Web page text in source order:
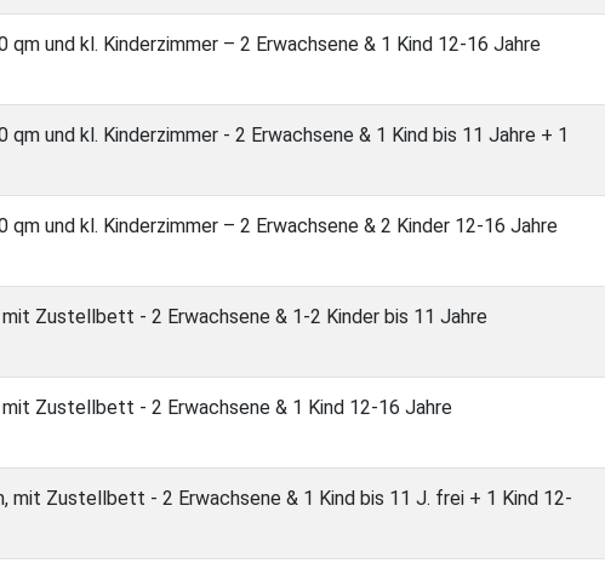
qm und kl. Kinderzimmer – 2 Erwachsene & 1 Kind 12-16 Jahre
und kl. Kinderzimmer - 2 Erwachsene & 1 Kind bis 11 Jahre + 1
qm und kl. Kinderzimmer – 2 Erwachsene & 2 Kinder 12-16 Jahre
Zustellbett - 2 Erwachsene & 1-2 Kinder bis 11 Jahre
Zustellbett - 2 Erwachsene & 1 Kind 12-16 Jahre
mit Zustellbett - 2 Erwachsene & 1 Kind bis 11 J. frei + 1 Kind 12-